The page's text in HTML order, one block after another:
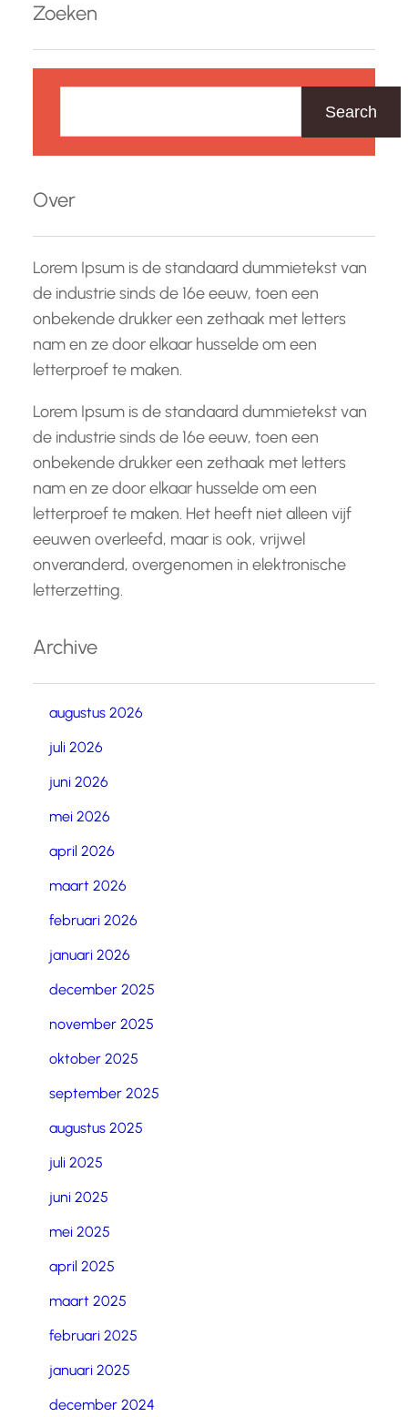
goede komt aan alle leerlingen en…
Zoeken
k
n
Search
Over
Lorem Ipsum is de standaard dummietekst van
de industrie sinds de 16e eeuw, toen een
onbekende drukker een zethaak met letters
nam en ze door elkaar husselde om een
letterproef te maken.
Lorem Ipsum is de standaard dummietekst van
de industrie sinds de 16e eeuw, toen een
onbekende drukker een zethaak met letters
nam en ze door elkaar husselde om een
letterproef te maken. Het heeft niet alleen vijf
eeuwen overleefd, maar is ook, vrijwel
onveranderd, overgenomen in elektronische
letterzetting.
Archive
augustus 2026
juli 2026
juni 2026
mei 2026
april 2026
maart 2026
februari 2026
januari 2026
december 2025
november 2025
oktober 2025
september 2025
augustus 2025
juli 2025
juni 2025
mei 2025
april 2025
maart 2025
februari 2025
januari 2025
december 2024